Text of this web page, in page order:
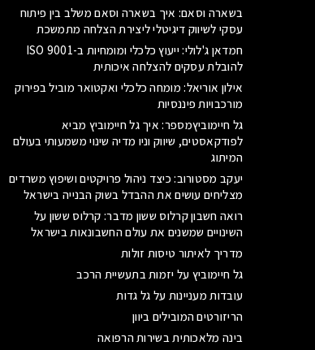
בשארה וסאם: איך בשארה וסאם משלב בין פיתוח
עסקי לשיווק דיגיטלי ליצירת הצלחה מתמשכת
חמדאן ג'לולי: ייעוץ כלכלי ומומחיות ב-ISO 9001
להובלת עסקים להצלחה איכותית
אילון אוריאל: מומחה כלכלי ואקטואר מוביל בפירוק
מורכבויות פיננסיות
גל חיימוביץמספר: איך גל חיימוביץ מביא
לפודקאסטים, שיווק וניו מדיה שינוי משמעותי בעולם
המיתוג
יעקב מסטורוב: כיצד ניהול פרויקטים ושיפוץ משרדים
מצליחים עושים את ההבדל בשוק הבנייה בישראל
רואה חשבון קרלוס ששון מדבר: קרלוס ששון על
השינויים שמשנים את עולם החשבונאות בישראל
מדריך לאיתור טיסות זולות
גל חיימוביץ על יזמות בתעשיית הרכב
עובדות מעניינות על גל גדות
הריזורטים המובילים ביוון
בינה מלאכותית בשירות הרפואה